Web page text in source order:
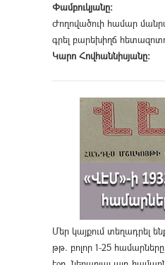
Փամբուկյանը։
Ժողովածուի համար
գրել բարեխիղճ
Կարո Հովհաննիսյանը։
Մեր կայքում տեղադրել
թթ. բոլոր 1-25